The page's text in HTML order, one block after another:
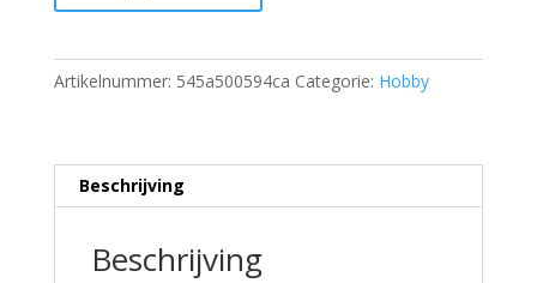
Artikelnummer: 545a500594ca Categorie: Hobby
Beschrijving
Beschrijving